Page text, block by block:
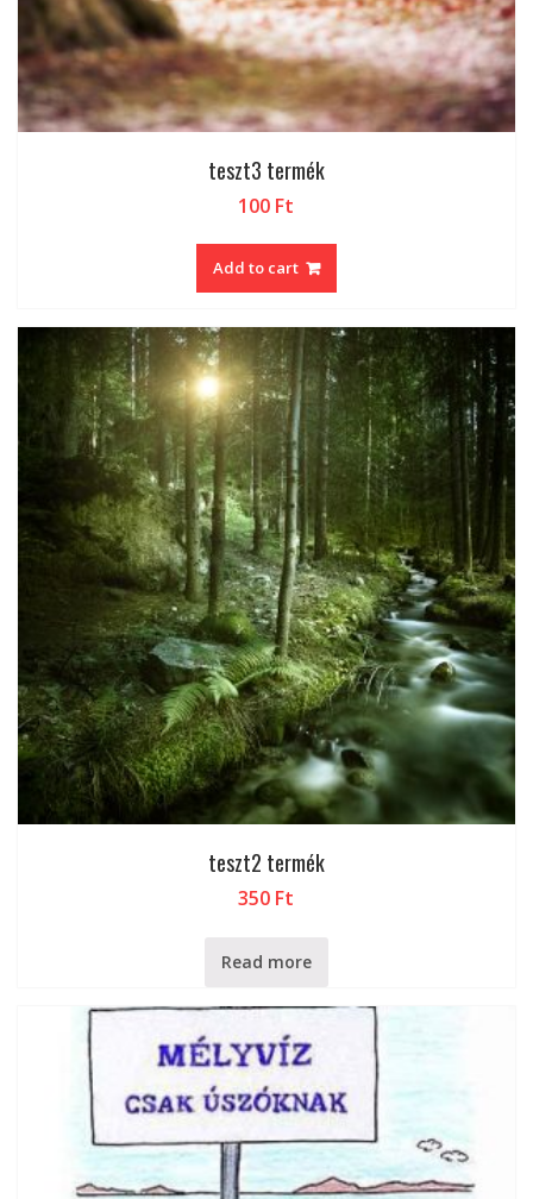
teszt3 termék
100 Ft
Add to cart
teszt2 termék
350 Ft
Read more